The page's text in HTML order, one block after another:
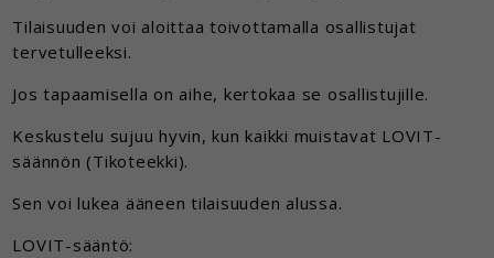
Tilaisuuden voi aloittaa toivottamalla osallistujat
tervetulleeksi.
Jos tapaamisella on aihe, kertokaa se osallistujille.
Keskustelu sujuu hyvin, kun kaikki muistavat LOVIT-
säännön (Tikoteekki).
Sen voi lukea ääneen tilaisuuden alussa.
LOVIT-sääntö: